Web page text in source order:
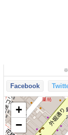
※
Facebook
+
−